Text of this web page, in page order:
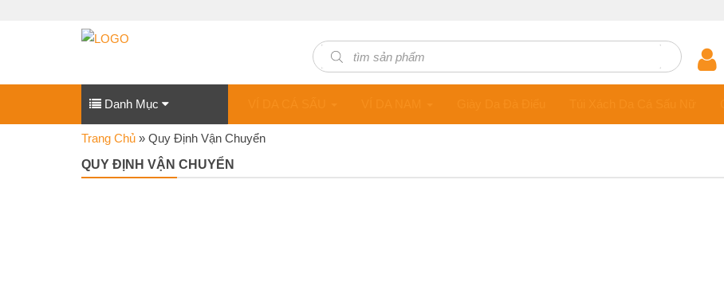
Products
search
Danh Mục
Trang Chủ » Quy Định Vận Chuyển
QUY ĐỊNH VẬN CHUYỂN